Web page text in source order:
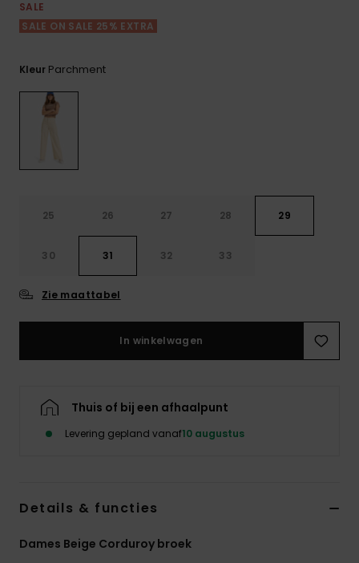
Zonnebrillen
accessoires
Schoenen
ROXY APP
SALE
SALE ON SALE 25% EXTRA
Kleur Parchment
25 26 27 28 29
30 31 32 33
Zie maattabel
In winkelwagen
Thuis of bij een afhaalpunt
Levering gepland vanaf10 augustus
Details & functies
Dames Beige Corduroy broek